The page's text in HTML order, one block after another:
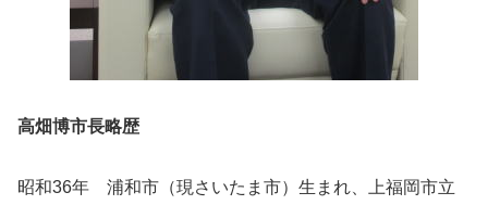
高畑博市長略歴
昭和36年 浦和市（現さいたま市）生まれ、上福岡市立